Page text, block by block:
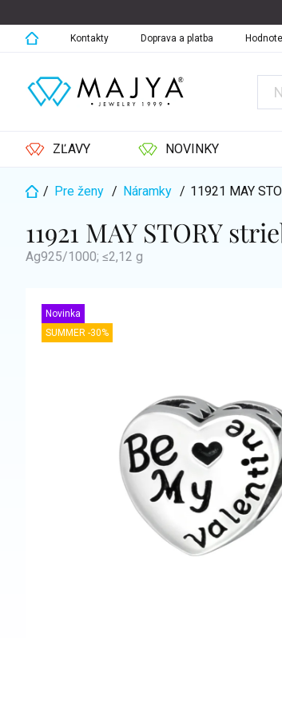
na
obsah
Kontakty Doprava a platba
ZĽAVY NOVINKY
Domov
/ Pre ženy / Náramky / 11921 MAY
11921 MAY STORY
Ag925/1000; ≤2,12 g
Novinka
SUMMER -30%